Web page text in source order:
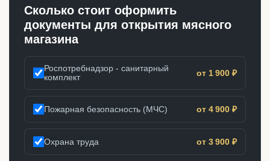
Сколько стоит оформить
документы для открытия мясного
магазина
Роспотребнадзор - санитарный
комплект
от 1 900 ₽
Пожарная безопасность (МЧС) от 4 900 ₽
Охрана труда от 3 900 ₽